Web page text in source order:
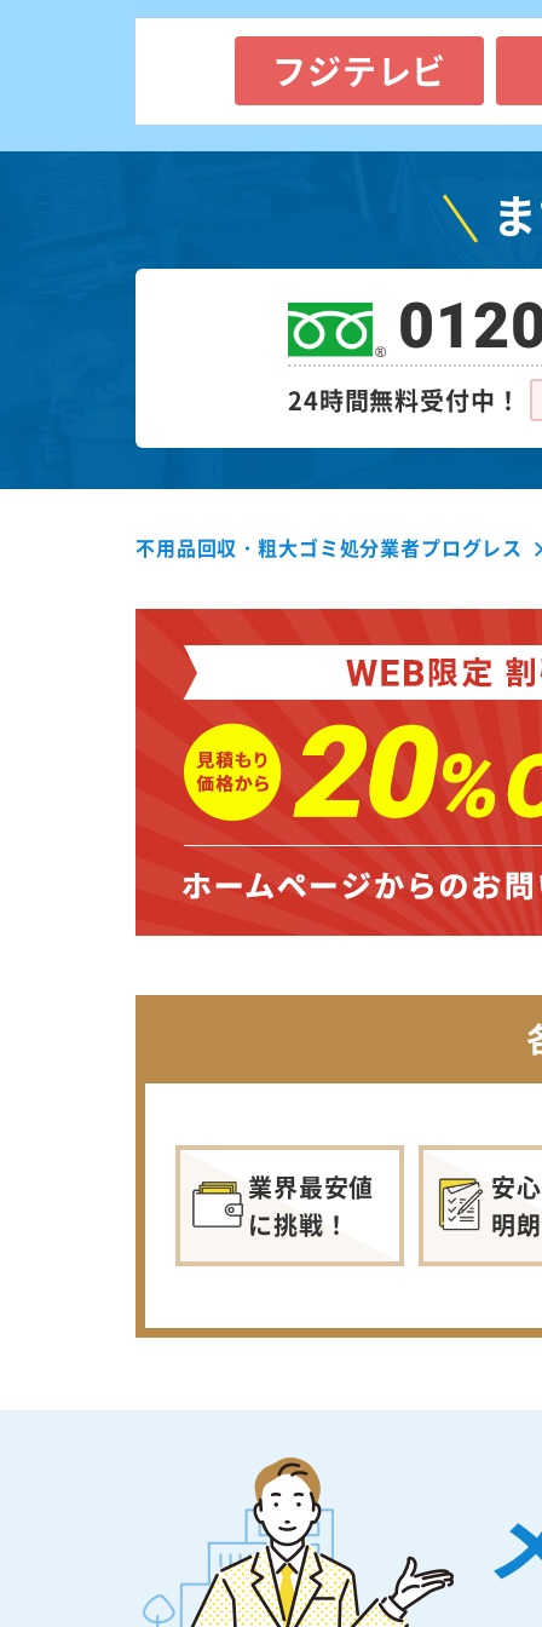
フジテレビ
24時間無料受付中！
不用品回収・粗大ゴミ処分業者プログレス
業界最安値
に挑戦！
安
明